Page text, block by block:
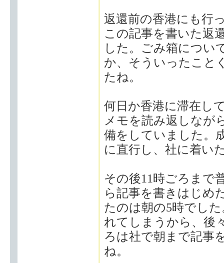
返還前の香港にも行
この記事を書いた返
した。ごみ箱につい
か、そういったこと
たね。
何日か香港に滞在し
メモを読み返しなが
備をしていました。
に直行し、社に着い
その後11時ごろまで
ら記事を書きはじめ
たのは朝の5時でし
れてしまうから、後
ろは社で朝まで記事
ね。